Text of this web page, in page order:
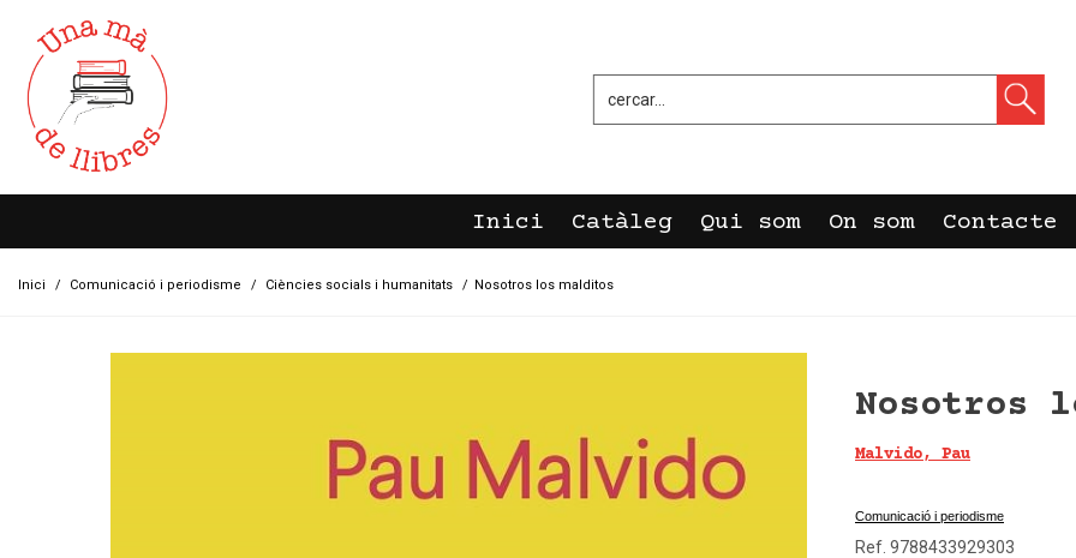
Inici Catàleg Qui som On som Contacte
Inici / Comunicació i periodisme / Ciències socials i humanitats / Nosotros los malditos
Nosotros
Malvido, Pau
Comunicació i periodisme
Ref. 9788433929303